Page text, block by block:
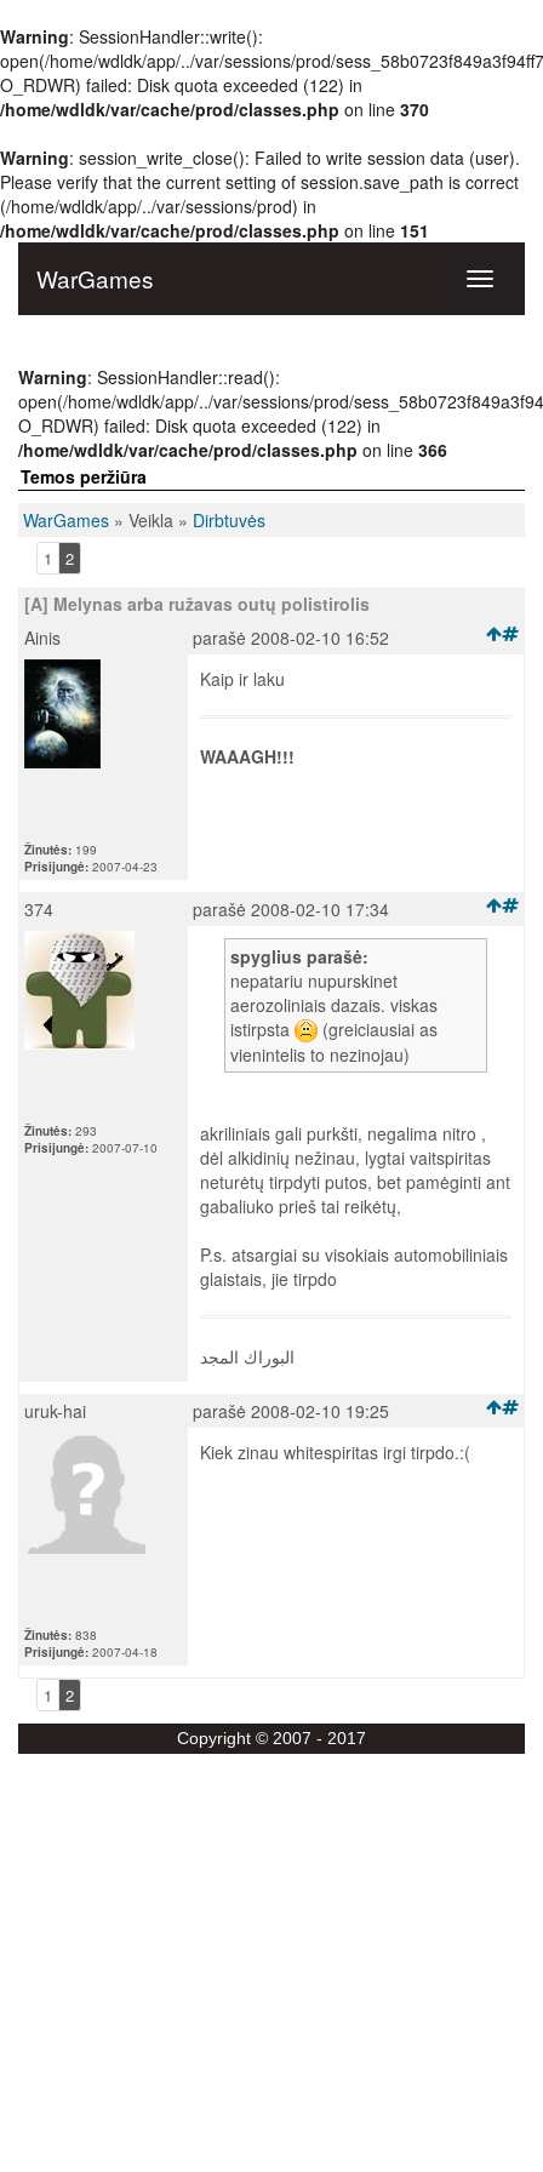
Warning: SessionHandler::write():
open(/home/wdldk/app/../var/sessions/prod/
O_RDWR) failed: Disk quota exceeded (122) in
/home/wdldk/var/cache/prod/classes.php on line 370
Warning: session_write_close(): Failed to write session data (user).
Please verify that the current setting of session.save_path is correct
(/home/wdldk/app/../var/sessions/prod) in
/home/wdldk/var/cache/prod/classes.php on line 151
Toggle
WarGames
Warning: SessionHandler::read():
open(/home/wdldk/app/../var/sessions/prod/
O_RDWR) failed: Disk quota exceeded (122) in
/home/wdldk/var/cache/prod/classes.php on line 366
Temos peržiūra
WarGames » Veikla » Dirbtuvės
1 2
[A] Melynas arba ružavas outų polistirolis
Ainis
parašė 2008-02-10 16:52
Žinutės: 199
Prisijungė: 2007-04-23
Kaip ir laku
WAAAGH!!!
374 parašė 2008-02-10 17:34
Žinutės: 293
Prisijungė: 2007-07-10
spyglius parašė:
nepatariu nupurskinet
aerozoliniais dazais. viskas
istirpsta
(greiciausiai as
vienintelis to nezinojau)
akriliniais gali purkšti, negalima nitro ,
dėl alkidinių nežinau, lygtai vaitspiritas
neturėtų tirpdyti putos, bet pamėginti ant
gabaliuko prieš tai reikėtų,
P.s. atsargiai su visokiais automobiliniais
glaistais, jie tirpdo
البوراك المجد
uruk-hai parašė 2008-02-10 19:25
Žinutės: 838
Prisijungė: 2007-04-18
Kiek zinau whitespiritas irgi tirpdo.:(
1 2
Copyright © 2007 - 2017